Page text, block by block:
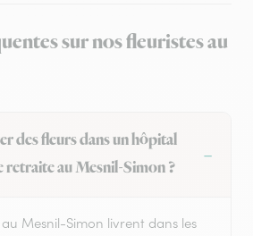
sur nos fleuristes au
des fleurs dans un hôpital
retraite au Mesnil-Simon ?
Mesnil-Simon livrent dans les